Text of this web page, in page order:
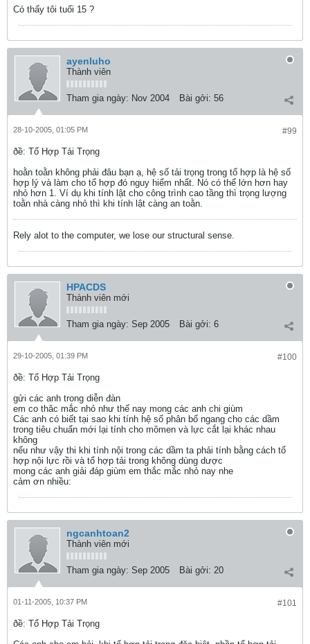
Có thấy tôi tuổi 15 ?
ayenluho
Thành viên
Tham gia ngày: Nov 2004 Bài gởi: 56
#99
28-10-2005, 01:05 PM
ðề: Tổ Hợp Tải Trọng
hoằn toằn không phải đâu bạn ạ, hệ số tải trọng trong tổ hợp là hệ số
hợp lý và làm cho tổ hợp đó nguy hiểm nhất. Nó có thể lớn hơn hay
nhỏ hơn 1. Ví dụ khi tính lật cho công trình cao tầng thì trọng lượng
toằn nhà càng nhỏ thì khi tính lật càng an toằn.
Rely alot to the computer, we lose our structural sense.
HPACDS
Thành viên mới
Tham gia ngày: Sep 2005 Bài gởi: 6
#100
29-10-2005, 01:39 PM
ðề: Tổ Hợp Tải Trọng
gửi các anh trong diễn đàn
em co thăc mắc nhỏ như thế nay mong các anh chi giùm
Các anh có biết tại sao khi tính hệ số phân bố ngang cho các dầm
trong tiêu chuẩn mới lại tính cho mômen và lực cắt lại khác nhau
không
nếu như vậy thi khi tính nội trong các dầm ta phải tính bằng cách tổ
hợp nội lực rồi và tổ hợp tải trong không dùng dược
mong các anh giải đáp giùm em thắc mắc nhỏ nay nhe
cảm ơn nhiều:
ngcanhtoan2
Thành viên mới
Tham gia ngày: Sep 2005 Bài gởi: 20
#101
01-11-2005, 10:37 PM
ðề: Tổ Hợp Tải Trọng